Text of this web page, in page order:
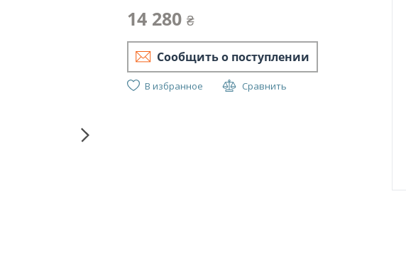
14 280 ₴
Сообщить о поступлении
В избранное Сравнить